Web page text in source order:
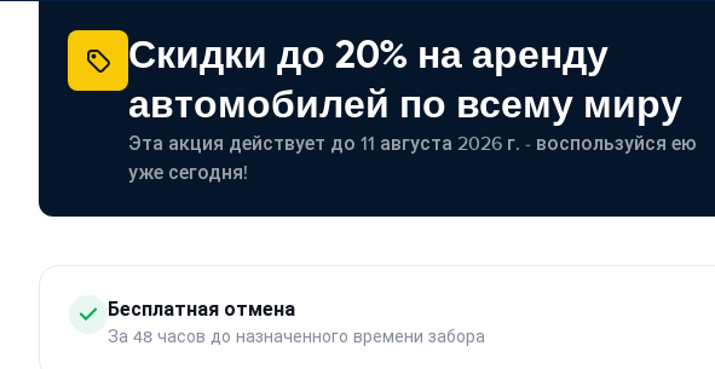
Скидки до 20% на аренду
автомобилей по всему миру
Эта акция действует до 11 августа 2026 г. - воспользуйся ею
уже сегодня!
Бесплатная отмена
За 48 часов до назначенного времени забора